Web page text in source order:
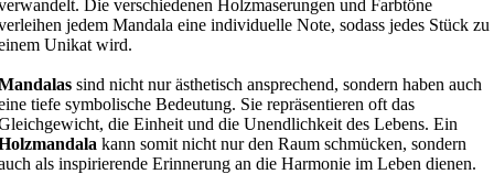
Die verschiedenen Holzmaserungen und Farbtöne
jedem Mandala eine individuelle Note, sodass jedes Stück zu
Unikat wird.
sind nicht nur ästhetisch ansprechend, sondern haben auch
tiefe symbolische Bedeutung. Sie repräsentieren oft das
die Einheit und die Unendlichkeit des Lebens. Ein
kann somit nicht nur den Raum schmücken, sondern
als inspirierende Erinnerung an die Harmonie im Leben dienen.